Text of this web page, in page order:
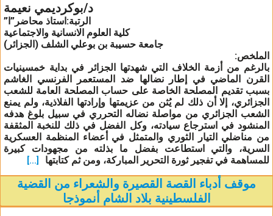
د/بوكرديمي نعيمة
الرتبة:استاذ محاضر”ا”
كلية العلوم الانسانية والاجتماعية
جامعة حسيبة بن بوعلي الشلف (الجزائر)
الملخص:
بالرغم من أزمة الخلاف التي شهدتها الجزائر في بداية خمسينيات
القرن الماضي في إطار نضالها ضد المستعمر الفرنسي الغاشم
بسبب تقديم المصلحة الخاصة على حساب المصلحة العامة للشعب
الجزائري، إلا أن ذلك لم يُثن من عزيمتها وإرادتها الفلاذية، ولم يمنع
الشعب الجزائري من مواصلة نضاله التحرري في سبيل بلوغ هدفه
المنشود في استرجاع سيادته، وكل الفضل في ذلك للنخبة المثقفة
من مناضلي التيار الثوري والمتمثل في أعضاء المنظمة العسكرية
السرية، والتي استطاعت بفضل ما بذلته من مجهودات كبيرة
للمساهمة في تفجير ثورة التحرير المباركة، ومن ثم كتابتها
[...]
موقف أدباء القصة القصيرة والشعراء من القضية
الفلسطينية بلاد الشام أنموذجا